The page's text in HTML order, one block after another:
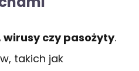
czy pasożyty.
takich jak